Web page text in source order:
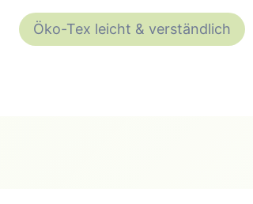
Öko-Tex leicht & verständlich